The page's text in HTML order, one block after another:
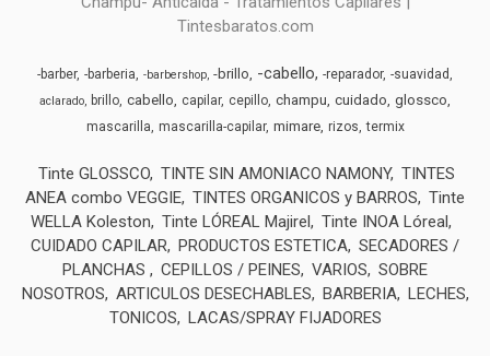
Tintesbaratos.com
-barber -barberia -barbershop -brillo -cabello -reparador -suavidad
aclarado brillo cabello capilar cepillo champu cuidado glossco
mascarilla mascarilla-capilar mimare rizos termix
Tinte GLOSSCO TINTE SIN AMONIACO NAMONY TINTES
ANEA combo VEGGIE TINTES ORGANICOS y BARROS
Tinte
WELLA Koleston
Tinte LÓREAL Majirel
Tinte INOA Lóreal
CUIDADO CAPILAR PRODUCTOS ESTETICA SECADORES /
PLANCHAS
CEPILLOS / PEINES VARIOS
SOBRE
NOSOTROS
ARTICULOS DESECHABLES BARBERIA LECHES,
TONICOS
LACAS/SPRAY FIJADORES